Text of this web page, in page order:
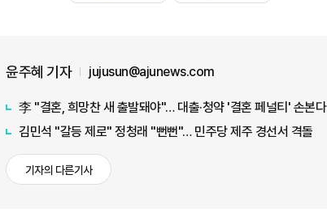
윤주혜 기자 jujusun@ajunews.com
李 "결혼, 희망찬 새 출발돼야"… 대출·청약 '결혼 페널티' 손본다
김민석 "갈등 제로" 정청래 "뻔뻔"… 민주당 제주 경선서 격돌
기자의 다른기사